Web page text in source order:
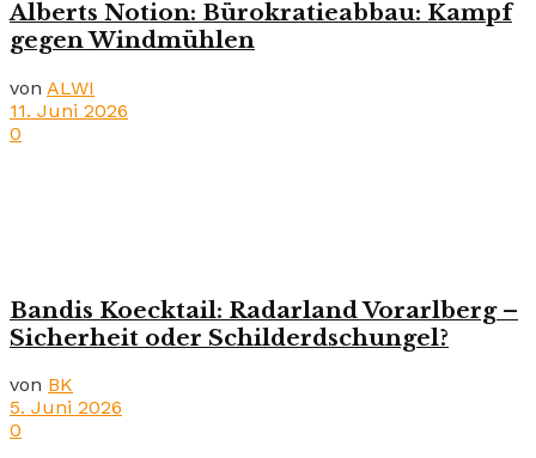
Alberts Notion: Bürokratieabbau: Kampf
gegen Windmühlen
von ALWI
11. Juni 2026
0
Bandis Koecktail: Radarland Vorarlberg –
Sicherheit oder Schilderdschungel?
von BK
5. Juni 2026
0